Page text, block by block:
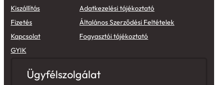
Kiszállítás
Fizetés
Kapcsolat
GYIK
Adatkezelési tájékoztató
Általános Szerződési Feltételek
Fogyasztói tájékoztató
Ügyfélszolgálat